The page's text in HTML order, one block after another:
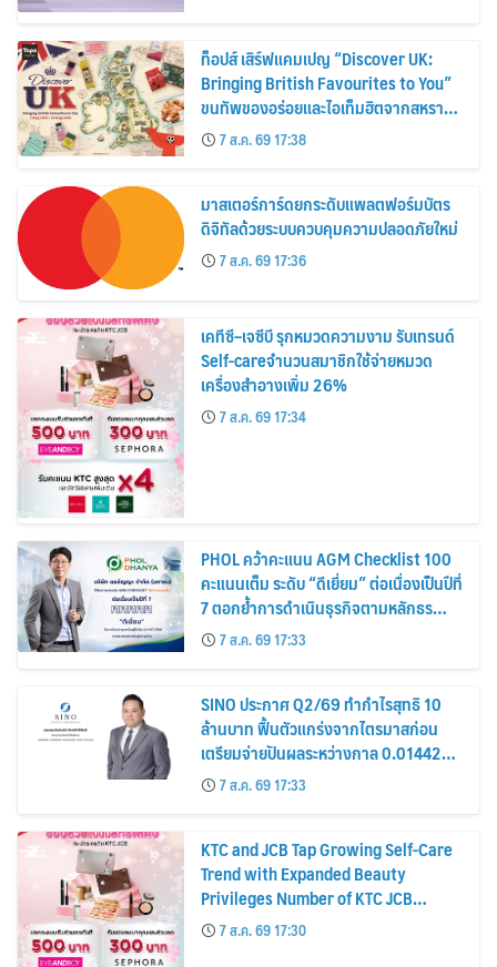
ท็อปส์ เสิร์ฟแคมเปญ “Discover UK:
Bringing British Favourites to You”
ขนทัพของอร่อยและไอเท็มฮิตจากสหราช
อาณาจักร ส่งตรงถึงมือตั้งแต่วันนี้ – 18
สิงหาคมนี้
7 ส.ค. 69 17:38
มาสเตอร์การ์ดยกระดับแพลตฟอร์มบัตร
ดิจิทัลด้วยระบบควบคุมความปลอดภัยใหม่
7 ส.ค. 69 17:36
เคทีซี–เจซีบี รุกหมวดความงาม รับเทรนด์
Self-careจำนวนสมาชิกใช้จ่ายหมวด
เครื่องสำอางเพิ่ม 26%
7 ส.ค. 69 17:34
PHOL คว้าคะแนน AGM Checklist 100
คะแนนเต็ม ระดับ “ดีเยี่ยม” ต่อเนื่องเป็นปีที่
7 ตอกย้ำการดำเนินธุรกิจตามหลักธร
รมาภิบาล โปร่งใส สร้างความเชื่อมั่นผู้ถือ
หุ้น
7 ส.ค. 69 17:33
SINO ประกาศ Q2/69 ทำกำไรสุทธิ 10
ล้านบาท ฟื้นตัวแกร่งจากไตรมาสก่อน
เตรียมจ่ายปันผลระหว่างกาล 0.014423
บาทต่อหุ้น ครึ่งปีหลังมุ่งเติบโตต่อเนื่อง
7 ส.ค. 69 17:33
KTC and JCB Tap Growing Self-Care
Trend with Expanded Beauty
Privileges Number of KTC JCB
Cardmembers Spending on
Cosmetics Rises 26%
7 ส.ค. 69 17:30